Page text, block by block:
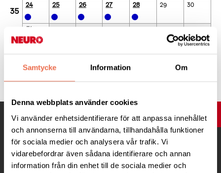
Samtycke Information Om
Denna webbplats använder cookies
Vi använder enhetsidentifierare för att anpassa innehållet
och annonserna till användarna, tillhandahålla funktioner
för sociala medier och analysera vår trafik. Vi
vidarebefordrar även sådana identifierare och annan
information från din enhet till de sociala medier och
35
24 25 26 27 28 29 30
36
31
Dagar som är fetmarkerade och med färg-prick har aktiviteter.
UPP